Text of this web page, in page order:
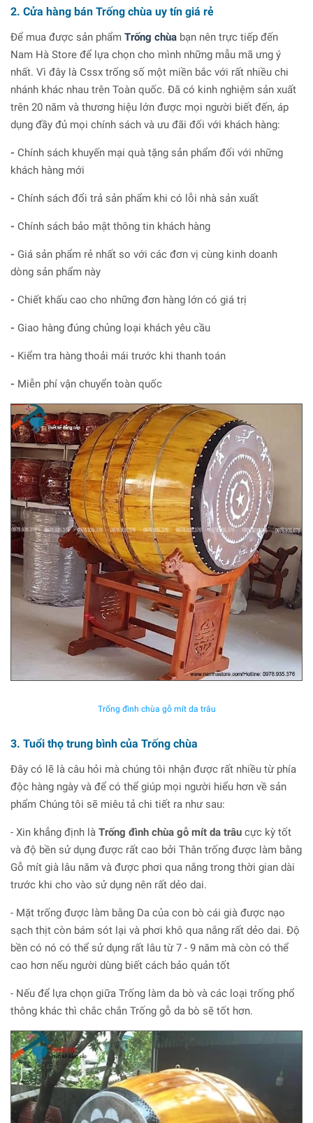
2. Cửa hàng bán Trống chùa uy tín giá rẻ
Để mua được sản phẩm Trống chùa bạn nên trực tiếp đến
Nam Hà Store để lựa chọn cho mình những mẫu mã ưng ý
nhất. Vì đây là Cssx trống số một miền bắc với rất nhiều chi
nhánh khác nhau trên Toàn quốc. Đã có kinh nghiệm sản xuất
trên 20 năm và thương hiệu lớn được mọi người biết đến, áp
dụng đầy đủ mọi chính sách và ưu đãi đối với khách hàng:
- Chính sách khuyến mại quà tặng sản phẩm đối với những
khách hàng mới
- Chính sách đổi trả sản phẩm khi có lỗi nhà sản xuất
- Chính sách bảo mật thông tin khách hàng
- Giá sản phẩm rẻ nhất so với các đơn vị cùng kinh doanh
dòng sản phẩm này
- Chiết khấu cao cho những đơn hàng lớn có giá trị
- Giao hàng đúng chủng loại khách yêu cầu
- Kiểm tra hàng thoải mái trước khi thanh toán
- Miễn phí vận chuyển toàn quốc
Trống đình chùa gỗ mít da trâu
3. Tuổi thọ trung bình của Trống chùa
Đây có lẽ là câu hỏi mà chúng tôi nhận được rất nhiều từ phía
độc hàng ngày và để có thể giúp mọi người hiểu hơn về sản
phẩm Chúng tôi sẽ miêu tả chi tiết ra như sau:
- Xin khẳng định là Trống đình chùa gỗ mít da trâu cực kỳ tốt
và độ bền sử dụng được rất cao bởi Thân trống được làm bằng
Gỗ mít già lâu năm và được phơi qua nắng trong thời gian dài
trước khi cho vào sử dụng nên rất dẻo dai.
- Mặt trống được làm bằng Da của con bò cái già được nạo
sạch thịt còn bám sót lại và phơi khô qua nắng rất dẻo dai. Độ
bền có nó có thể sử dụng rất lâu từ 7 - 9 năm mà còn có thể
cao hơn nếu người dùng biết cách bảo quản tốt
- Nếu để lựa chọn giữa Trống làm da bò và các loại trống phổ
thông khác thì chắc chắn Trống gỗ da bò sẽ tốt hơn.